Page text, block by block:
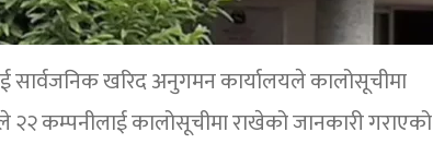
सार्वजनिक खरिद अनुगमन कार्यालयले कालोसूचीमा
२२ कम्पनीलाई कालोसूचीमा राखेको जानकारी गराएको